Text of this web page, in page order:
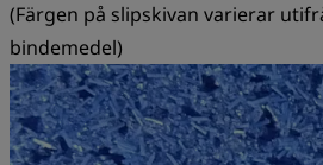
(Färgen på slipskivan varierar
bindemedel)